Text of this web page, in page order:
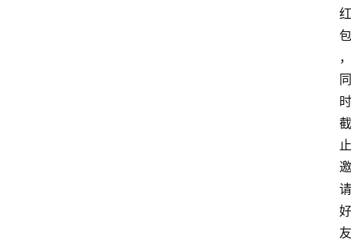
红
包
，
同
时
截
止
邀
请
好
友